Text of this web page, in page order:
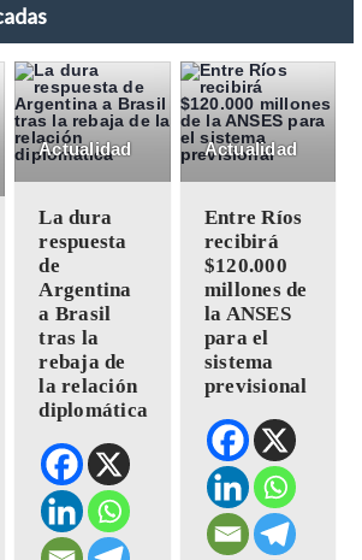
Actualidad
La dura
respuesta
de
Argentina
a Brasil
tras la
rebaja de
la relación
diplomática
Actualidad
Entre Ríos
recibirá
$120.000
millones de
la ANSES
para el
sistema
previsional